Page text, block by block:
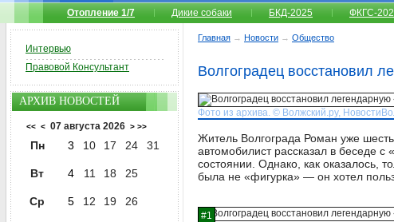
Отопление 1/7
Дикие собаки БКД-2025 ФКГС-
Главная → Новости → Общество
Волгоградец восстановил
Фото из архива. © Волжский.ру,
Житель Волгограда Роман уже
автомобилист рассказал в беседе
состоянии. Однако, как оказалось,
была не «фигурка» — он хотел
Интервью
Правовой Консультант
АРХИВ НОВОСТЕЙ
<< < 07 августа 2026 > >>
Пн 3 10 17 24 31
Вт 4 11 18 25
Ср 5 12 19 26